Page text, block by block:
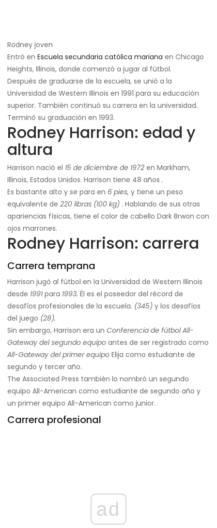
Rodney joven
Entró en Escuela secundaria católica mariana en Chicago
Heights, Illinois, donde comenzó a jugar al fútbol.
Después de graduarse de la escuela, se unió a la
Universidad de Western Illinois en 1991 para su educación
superior. También continuó su carrera en la universidad.
Terminó su graduación en 1993.
Rodney Harrison: edad y
altura
Harrison nació el 15 de diciembre de 1972 en Markham,
Illinois, Estados Unidos. Harrison tiene 48 años .
Es bastante alto y se para en 6 pies, y tiene un peso
equivalente de 220 libras (100 kg) . Hablando de sus otras
apariencias físicas, tiene el color de cabello Dark Brwon con
ojos marrones.
Rodney Harrison: carrera
Carrera temprana
Harrison jugó al fútbol en la Universidad de Western Illinois
desde 1991 para 1993. Él es el poseedor del récord de
desafíos profesionales de la escuela. (345) y los desafíos
del juego (28).
Sin embargo, Harrison era un Conferencia de fútbol All-
Gateway del segundo equipo antes de ser registrado como
All-Gateway del primer equipo Elija como estudiante de
segundo y tercer año.
The Associated Press también lo nombró un segundo
equipo All-American como estudiante de segundo año y
un primer equipo All-American como junior.
Carrera profesional
ad